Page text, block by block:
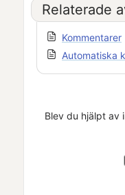
Relaterade
Kommentarer
Automatiska
Blev du hjälpt av